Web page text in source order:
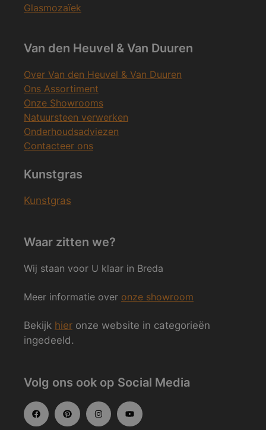
Glasmozaïek
Van den Heuvel & Van Duuren
Over Van den Heuvel & Van Duuren
Ons Assortiment
Onze Showrooms
Natuursteen verwerken
Onderhoudsadviezen
Contacteer ons
Kunstgras
Kunstgras
Waar zitten we?
Wij staan voor U klaar in Breda
Meer informatie over onze showroom
Bekijk hier onze website in categorieën
ingedeeld.
Volg ons ook op Social Media